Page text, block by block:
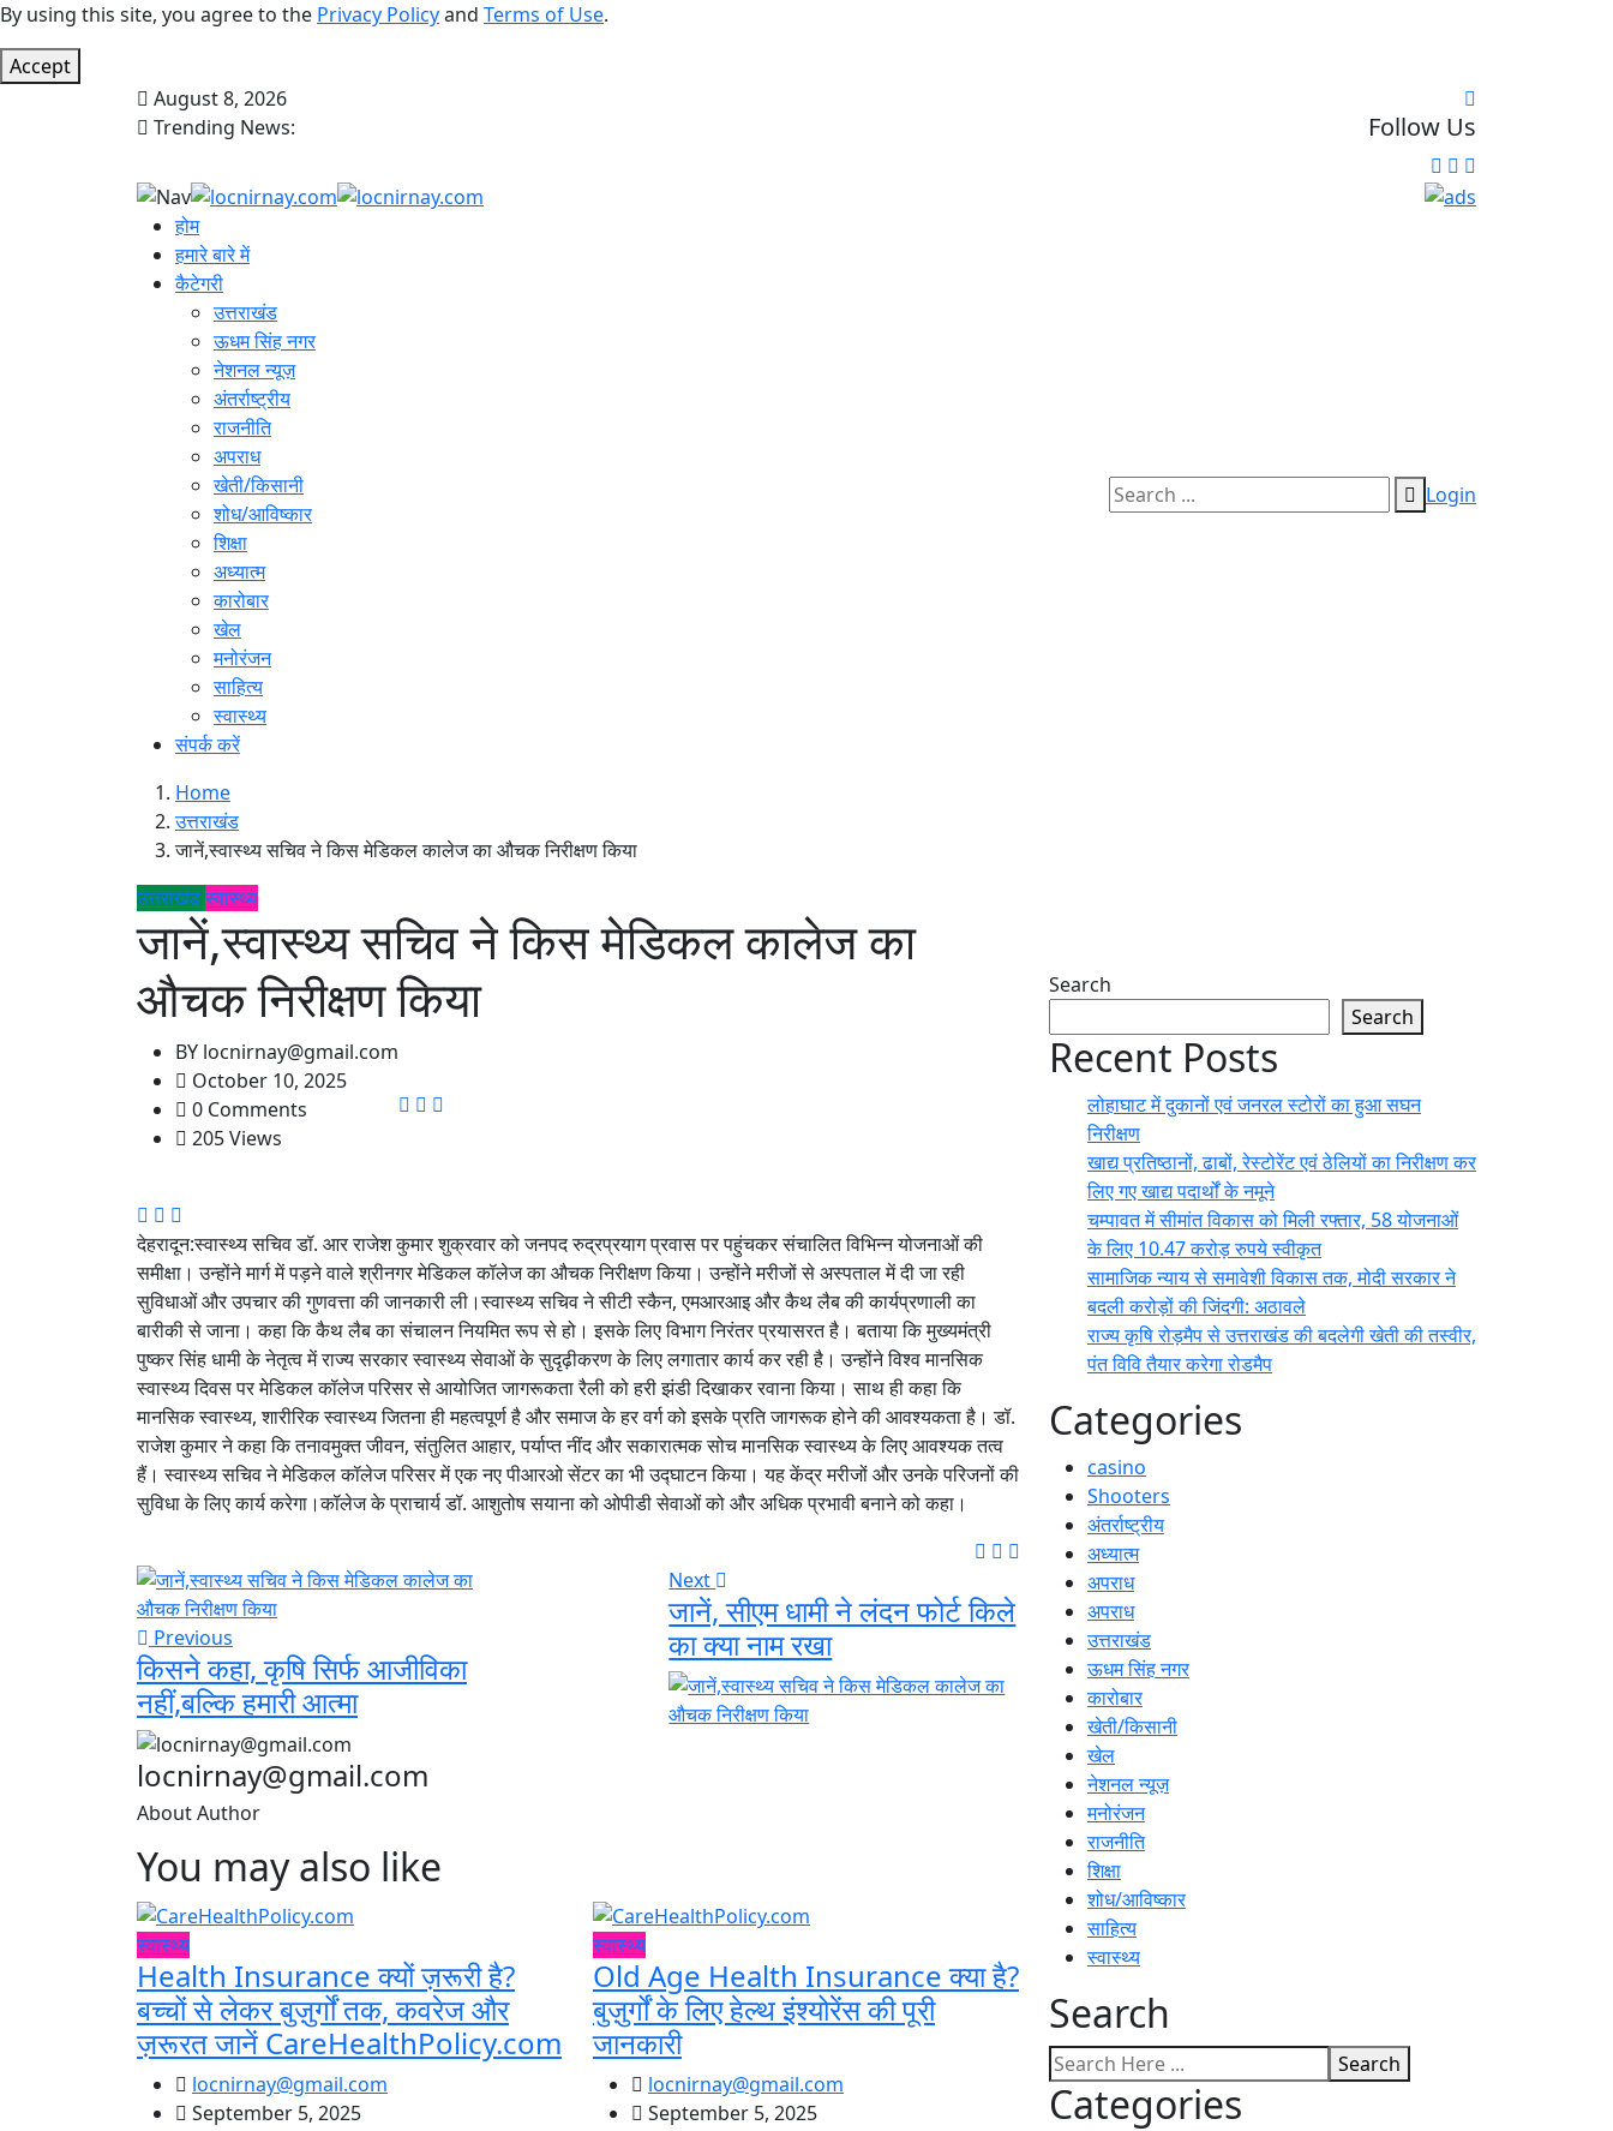
By using this site, you agree to the Privacy Policyand Terms of Use.
Accept
August 8, 2026
Trending News:
Follow Us
होम
हमारे बारे में
कैटेगरी
उत्तराखंड
ऊधम सिंह नगर
नेशनल न्यूज़
अंतर्राष्ट्रीय
राजनीति
अपराध
खेती/किसानी
शोध/आविष्कार
शिक्षा
अध्यात्म
कारोबार
खेल
मनोरंजन
साहित्य
स्वास्थ्य
संपर्क करें
Login
Home
उत्तराखंड
जानें,स्वास्थ्य सचिव ने किस मेडिकल कालेज का औचक निरीक्षण किया
उत्तराखंडस्वास्थ्य
जानें,स्वास्थ्य सचिव ने किस मेडिकल कालेज का
औचक निरीक्षण किया
BY locnirnay@gmail.com
October 10, 2025
0 Comments
205 Views
देहरादून:स्वास्थ्य सचिव डॉ. आर राजेश कुमार शुक्रवार को जनपद रुद्रप्रयाग प्रवास पर पहुंचकर संचालित विभिन्न योजनाओं की
समीक्षा। उन्होंने मार्ग में पड़ने वाले श्रीनगर मेडिकल कॉलेज का औचक निरीक्षण किया। उन्होंने मरीजों से अस्पताल में दी जा रही
सुविधाओं और उपचार की गुणवत्ता की जानकारी ली।स्वास्थ्य सचिव ने सीटी स्कैन, एमआरआइ और कैथ लैब की कार्यप्रणाली का
बारीकी से जाना। कहा कि कैथ लैब का संचालन नियमित रूप से हो। इसके लिए विभाग निरंतर प्रयासरत है। बताया कि मुख्यमंत्री
पुष्कर सिंह धामी के नेतृत्व में राज्य सरकार स्वास्थ्य सेवाओं के सुदृढ़ीकरण के लिए लगातार कार्य कर रही है। उन्होंने विश्व मानसिक
स्वास्थ्य दिवस पर मेडिकल कॉलेज परिसर से आयोजित जागरूकता रैली को हरी झंडी दिखाकर रवाना किया। साथ ही कहा कि
मानसिक स्वास्थ्य, शारीरिक स्वास्थ्य जितना ही महत्वपूर्ण है और समाज के हर वर्ग को इसके प्रति जागरूक होने की आवश्यकता है। डॉ.
राजेश कुमार ने कहा कि तनावमुक्त जीवन, संतुलित आहार, पर्याप्त नींद और सकारात्मक सोच मानसिक स्वास्थ्य के लिए आवश्यक तत्व
हैं। स्वास्थ्य सचिव ने मेडिकल कॉलेज परिसर में एक नए पीआरओ सेंटर का भी उद्घाटन किया। यह केंद्र मरीजों और उनके परिजनों की
सुविधा के लिए कार्य करेगा।कॉलेज के प्राचार्य डॉ. आशुतोष सयाना को ओपीडी सेवाओं को और अधिक प्रभावी बनाने को कहा।
Previous
किसने कहा, कृषि सिर्फ आजीविका
नहीं,बल्कि हमारी आत्मा
Next
जानें, सीएम धामी ने लंदन फोर्ट किले
का क्या नाम रखा
locnirnay@gmail.com
About Author
You may also like
स्वास्थ्य
Health Insurance क्यों ज़रूरी है?
बच्चों से लेकर बुज़ुर्गों तक, कवरेज और
ज़रूरत जानें CareHealthPolicy.com
locnirnay@gmail.com
September 5, 2025
स्वास्थ्य
Old Age Health Insurance क्या है?
बुज़ुर्गों के लिए हेल्थ इंश्योरेंस की पूरी
जानकारी
locnirnay@gmail.com
September 5, 2025
Search
Search
Recent Posts
लोहाघाट में दुकानों एवं जनरल स्टोरों का हुआ सघन
निरीक्षण
खाद्य प्रतिष्ठानों, ढाबों, रेस्टोरेंट एवं ठेलियों का निरीक्षण कर
लिए गए खाद्य पदार्थों के नमूने
चम्पावत में सीमांत विकास को मिली रफ्तार, 58 योजनाओं
के लिए 10.47 करोड़ रुपये स्वीकृत
सामाजिक न्याय से समावेशी विकास तक, मोदी सरकार ने
बदली करोड़ों की जिंदगी: अठावले
राज्य कृषि रोड़मैप से उत्तराखंड की बदलेगी खेती की तस्वीर,
पंत विवि तैयार करेगा रोडमैप
Categories
casino
Shooters
अंतर्राष्ट्रीय
अध्यात्म
अपराध
अपराध
उत्तराखंड
ऊधम सिंह नगर
कारोबार
खेती/किसानी
खेल
नेशनल न्यूज़
मनोरंजन
राजनीति
शिक्षा
शोध/आविष्कार
साहित्य
स्वास्थ्य
Search
Search
Categories